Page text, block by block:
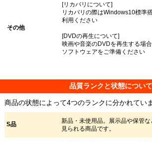
その他
[リカバリについて]
リカバリの際はWindows10標準
利用ください
[DVDの再生について]
映画や音楽のDVDを再生する場
ソフトウェアをご準備ください
品質ランクと状態について
商品の状態によって4つのランクに分かれていま
S品
新品・未使用品。展示品や保管
見られる商品です。